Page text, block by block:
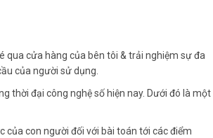
qua cửa hàng của bên tôi & trải nghiệm sự đa
của người sử dụng.
thời đại công nghệ số hiện nay. Dưới đó là một
con người đối với bài toán tới các điểm